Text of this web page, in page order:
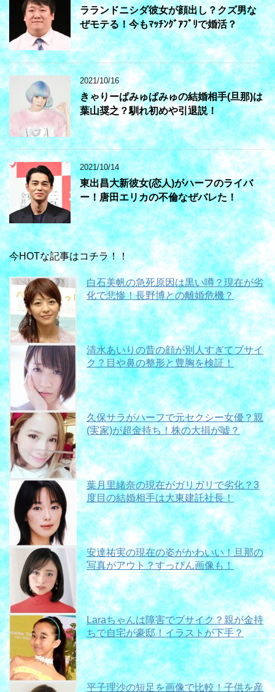
ラランドニシダ彼女が顔出し？クズ男な
ぜモテる！今もﾏｯﾁﾝｸﾞｱﾌﾟﾘで婚活？
2021/10/16
きゃりーぱみゅぱみゅの結婚相手(旦那)は
葉山奨之？馴れ初めや引退説！
2021/10/14
東出昌大新彼女(恋人)がハーフのライバ
ー！唐田エリカの不倫なぜバレた！
今HOTな記事はコチラ！！
白石美帆の急死原因は黒い噂？現在が劣
化で悲惨！長野博との離婚危機？
清水あいりの昔の顔が別人すぎてブサイ
ク？目や鼻の整形と豊胸を検証！
久保サラがハーフで元セクシー女優？親
(実家)が超金持ち！株の大損が嘘？
葉月里緒奈の現在がガリガリで劣化？3
度目の結婚相手は大東建託社長！
安達祐実の現在の姿がかわいい！旦那の
写真がアウト？すっぴん画像も！
Laraちゃんは障害でブサイク？親が金持
ちで自宅が豪邸！イラストが下手？
平子理沙の短足を画像で比較！子供を産